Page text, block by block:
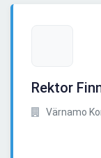
Rektor
Värnamo